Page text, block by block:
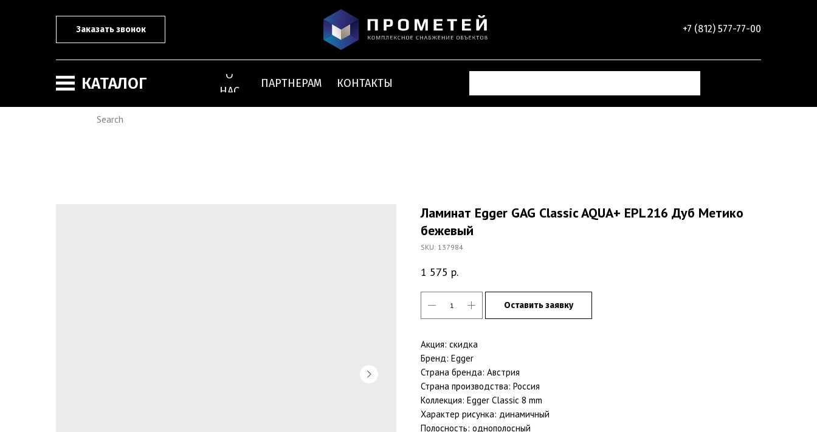
Заказать звонок +7 (812) 577-77-00
КАТАЛОГ
О
НАС
ПАРТНЕРАМ КОНТАКТЫ
Ламинат Egger GAG Classic AQUA+ EPL216 Дуб Метико
бежевый
SKU: 137984
1 575 р.
Оставить заявку
Акция: скидка
Бренд: Egger
Страна бренда: Австрия
Страна производства: Россия
Коллекция: Egger Classic 8 mm
Характер рисунка: динамичный
Полосность: однополосный